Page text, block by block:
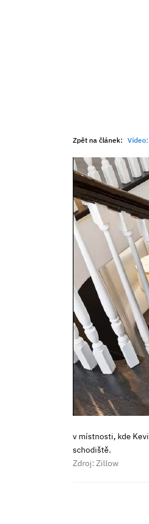
Zpět na článek: Video:
v místnosti, kde
schodiště.
Zdroj: Zillow